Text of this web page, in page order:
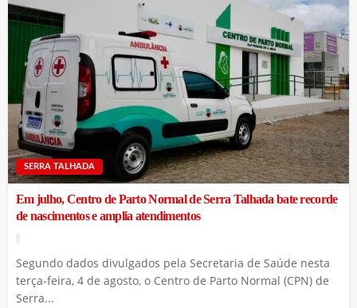
SERRA TALHADA
Em julho, Centro de Parto Normal de Serra Talhada bate recorde
de nascimentos e amplia atendimentos
Segundo dados divulgados pela Secretaria de Saúde nesta
terça-feira, 4 de agosto, o Centro de Parto Normal (CPN) de
Serra...